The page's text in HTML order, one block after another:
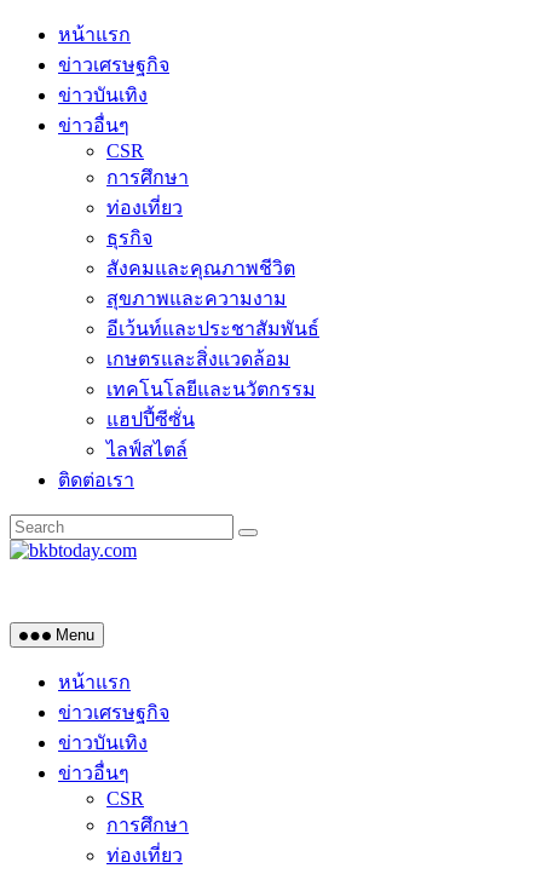
Skip
content
หน้าแรก
ข่าวเศรษฐกิจ
ข่าวบันเทิง
ข่าวอื่นๆ
CSR
การศึกษา
ท่องเที่ยว
ธุรกิจ
สังคมและคุณภาพชีวิต
สุขภาพและความงาม
อีเว้นท์และประชาสัมพันธ์
เกษตรและสิ่งแวดล้อม
เทคโนโลยีและนวัตกรรม
แฮปปี้ซีซั่น
ไลฟ์สไตล์
ติดต่อเรา
Menu
หน้าแรก
ข่าวเศรษฐกิจ
ข่าวบันเทิง
ข่าวอื่นๆ
CSR
การศึกษา
ท่องเที่ยว